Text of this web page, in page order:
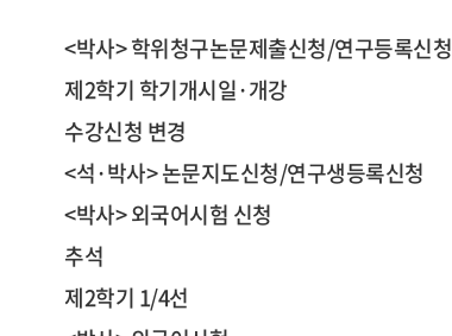
<박사> 학위청구논문제출신청/연구등록신청
제2학기 학기개시일·개강
수강신청 변경
<석·박사> 논문지도신청/연구생등록신청
<박사> 외국어시험 신청
추석
제2학기 1/4선